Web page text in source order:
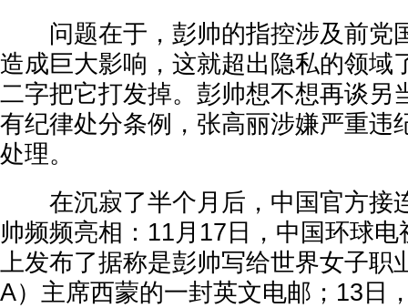
问题在于，彭帅的指控涉及前党
造成巨大影响，这就超出隐私的领域
二字把它打发掉。彭帅想不想再谈另
有纪律处分条例，张高丽涉嫌严重违
处理。
在沉寂了半个月后，中国官方接
帅频频亮相：11月17日，中国环球
上发布了据称是彭帅写给世界女子职
A）主席西蒙的一封英文电邮；13日